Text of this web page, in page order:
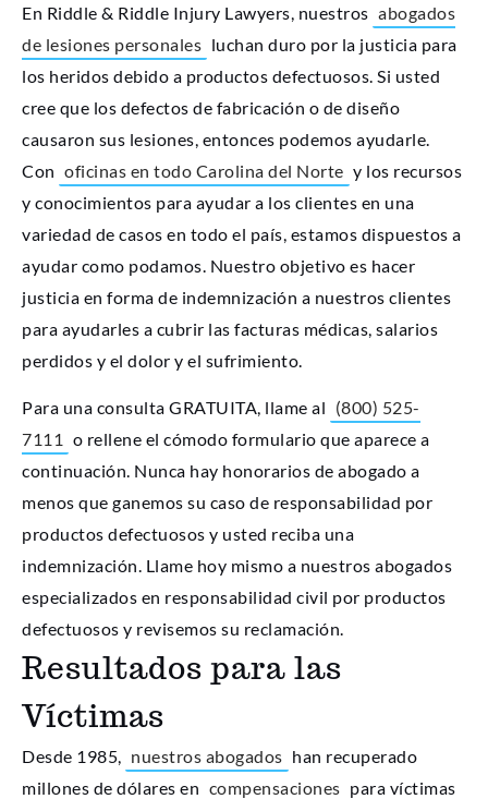
En Riddle & Riddle Injury Lawyers, nuestros abogados
de lesiones personales luchan duro por la justicia para
los heridos debido a productos defectuosos. Si usted
cree que los defectos de fabricación o de diseño
causaron sus lesiones, entonces podemos ayudarle.
Con oficinas en todo Carolina del Norte y los recursos
y conocimientos para ayudar a los clientes en una
variedad de casos en todo el país, estamos dispuestos a
ayudar como podamos. Nuestro objetivo es hacer
justicia en forma de indemnización a nuestros clientes
para ayudarles a cubrir las facturas médicas, salarios
perdidos y el dolor y el sufrimiento.
Para una consulta GRATUITA, llame al (800) 525-
7111 o rellene el cómodo formulario que aparece a
continuación. Nunca hay honorarios de abogado a
menos que ganemos su caso de responsabilidad por
productos defectuosos y usted reciba una
indemnización. Llame hoy mismo a nuestros abogados
especializados en responsabilidad civil por productos
defectuosos y revisemos su reclamación.
Resultados para las
Víctimas
Desde 1985, nuestros abogados han recuperado
millones de dólares en compensaciones para víctimas